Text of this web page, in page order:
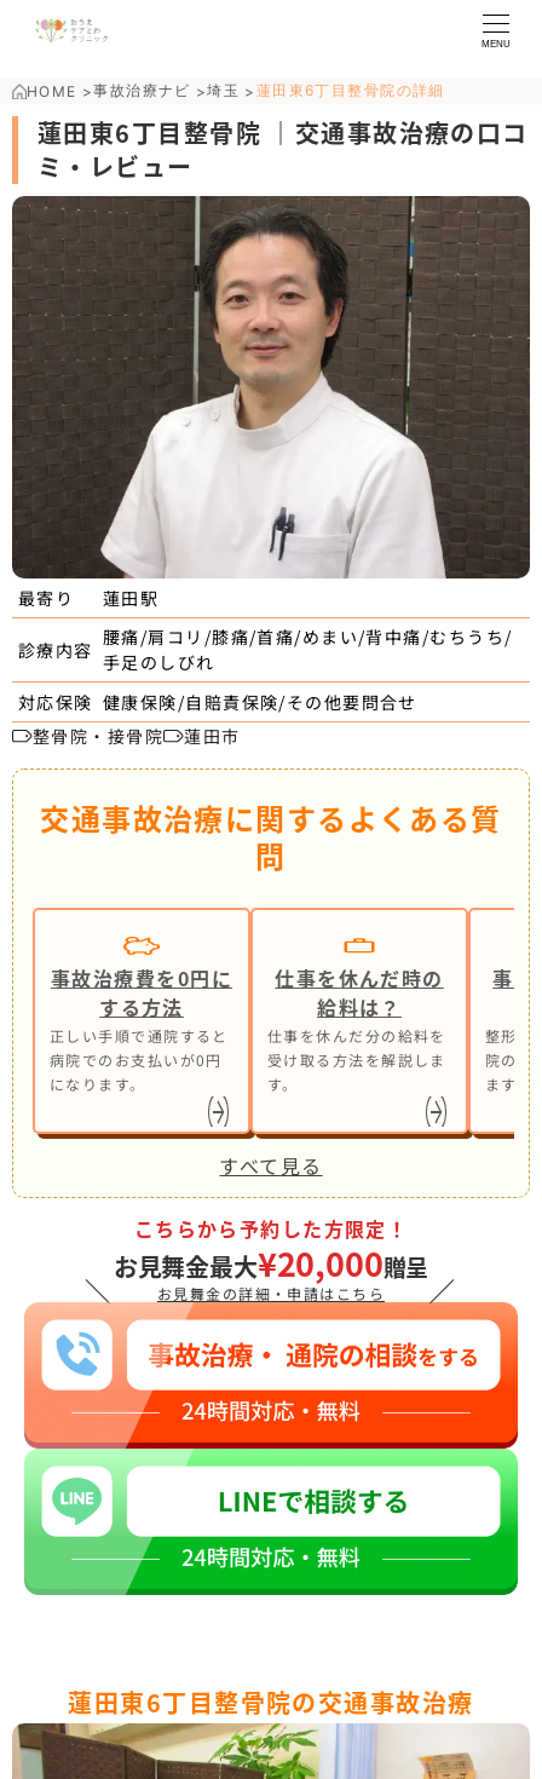
MENU
HOME >事故治療ナビ >埼玉 > 蓮田東6丁目整骨院の詳細
蓮田東6丁目整骨院 ｜交通事故治療の口コ
ミ・レビュー
最寄り 蓮田駅
診療内容
腰痛/肩コリ/膝痛/首痛/めまい/背中痛/むちうち/
手足のしびれ
対応保険 健康保険/自賠責保険/その他要問合せ
整骨院・接骨院
蓮田市
交通事故治療に関するよくある質
問
事故治療費を0円に
する方法
正しい手順で通院すると
病院でのお支払いが0円
になります。
仕事を休んだ時の
給料は？
仕事を休んだ分の給料を
受け取る方法を解説しま
す。
事故
整形外
院の併
ます。
すべて見る
＼
こちらから予約した方限定！
お見舞金最大¥20,000贈呈
お見舞金の詳細・申請はこちら ／
蓮田東6丁目整骨院の交通事故治療